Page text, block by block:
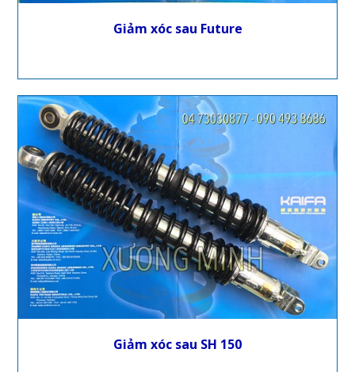
Giảm xóc sau Future
Giảm xóc sau SH 150